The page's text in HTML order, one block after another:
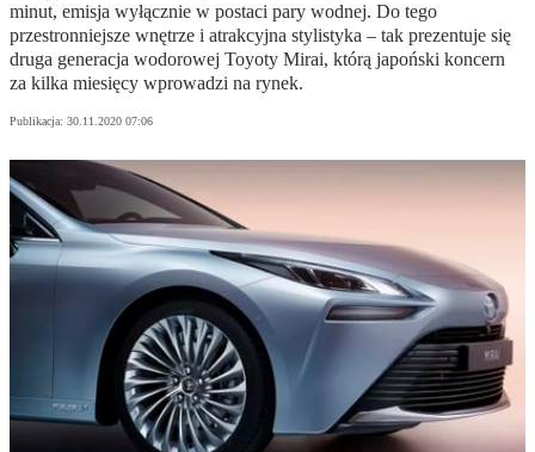
minut, emisja wyłącznie w postaci pary wodnej. Do tego
przestronniejsze wnętrze i atrakcyjna stylistyka – tak prezentuje się
druga generacja wodorowej Toyoty Mirai, którą japoński koncern
za kilka miesięcy wprowadzi na rynek.
Publikacja: 30.11.2020 07:06